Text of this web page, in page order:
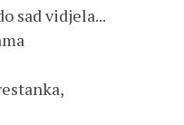
sad vidjela...